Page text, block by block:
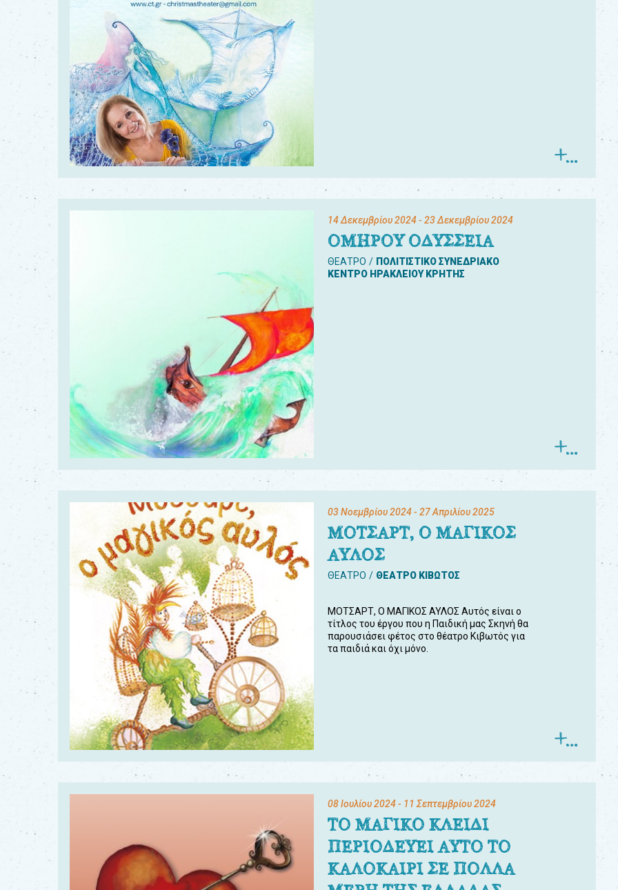
14 Δεκεμβρίου 2024- 23 Δεκεμβρίου 2024
ΟΜΗΡΟΥ ΟΔΥΣΣΕΙΑ
ΘΕΑΤΡΟ
ΠΟΛΙΤΙΣΤΙΚΟ ΣΥΝΕΔΡΙΑΚΟ
ΚΕΝΤΡΟ ΗΡΑΚΛΕΙΟΥ ΚΡΗΤΗΣ
03 Νοεμβρίου 2024- 27 Απριλίου 2025
ΜΟΤΣΑΡΤ, Ο ΜΑΓΙΚΟΣ
ΑΥΛΟΣ
ΘΕΑΤΡΟ ΘΕΑΤΡΟ ΚΙΒΩΤΟΣ
ΜΟΤΣΑΡΤ, Ο ΜΑΓΙΚΟΣ ΑΥΛΟΣ Αυτός είναι ο
τίτλος του έργου που η Παιδική μας Σκηνή θα
παρουσιάσει φέτος στο θέατρο Κιβωτός για
τα παιδιά και όχι μόνο.
08 Ιουλίου 2024- 11 Σεπτεμβρίου 2024
ΤΟ ΜΑΓΙΚΟ ΚΛΕΙΔΙ
ΠΕΡΙΟΔΕΥΕΙ ΑΥΤΟ ΤΟ
ΚΑΛΟΚΑΙΡΙ ΣΕ ΠΟΛΛΑ